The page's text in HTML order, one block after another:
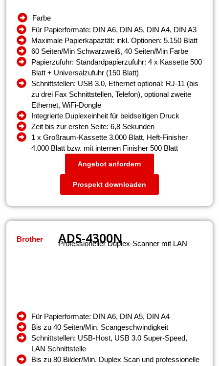
Farbe
Für Papierformate: DIN A6, DIN A5, DIN A4, DIN A3
Maximale Papierkapaztät: inkl. Optionen: 5.150 Blatt
60 Seiten/Min Schwarzweiß, 40 Seiten/Min Farbe
Papierzufuhr: Standardpapierzufuhr: 4 x Kassette 500
Blatt + Universalzufuhr (150 Blatt)
Schnittstellen: USB 3.0, Ethernet optional: RJ-11 (bis
zu drei Fax Schnittstellen, Telefon), optional zweite
Ethernet, WiFi-Dongle
Integrierte Duplexeinheit für beidseitigen Druck
Zeit bis zur ersten Seite: 6,8 Sekunden
1 x Großraum-Kassette 3.000 Blatt, Heft-Finisher
4.000 Blatt bzw. mit internen Finisher 500 Blatt
Angebot anfordern
Prospekt downloaden
Brother ADS-4300N
Professioneller Duplex-Scanner mit LAN
Für Papierformate: DIN A6, DIN A5, DIN A4
Bis zu 40 Seiten/Min. Scangeschwindigkeit
Schnittstellen: USB-Host, USB 3.0 Super-Speed,
LAN Schnittstelle
Bis zu 80 Bilder/Min. Duplex Scan und professionelle